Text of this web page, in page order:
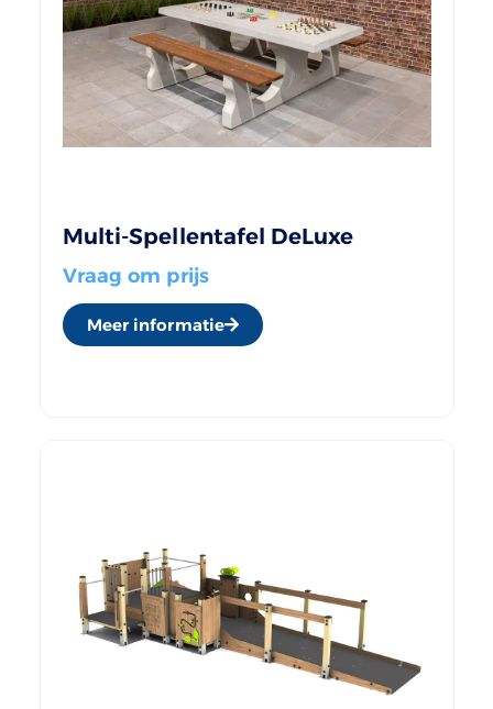
Multi-Spellentafel DeLuxe
Vraag om prijs
Meer informatie